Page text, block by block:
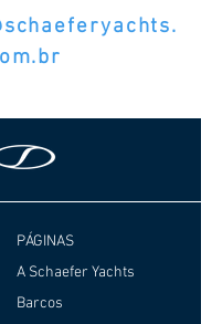
PÁGINAS
A Schaefer Yachts
Barcos